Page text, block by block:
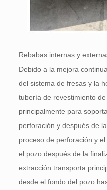
Rebabas internas y
Debido a la mejora
del sistema de fresas y la
tubería de revestimiento
principalmente para
perforación y después de
proceso de perforación y
el pozo después de la
extracción transporta
desde el fondo del pozo